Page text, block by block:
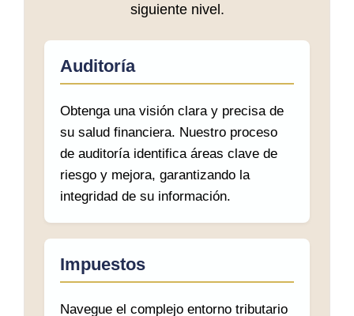
siguiente nivel.
Auditoría
Obtenga una visión clara y precisa de
su salud financiera. Nuestro proceso
de auditoría identifica áreas clave de
riesgo y mejora, garantizando la
integridad de su información.
Impuestos
Navegue el complejo entorno tributario